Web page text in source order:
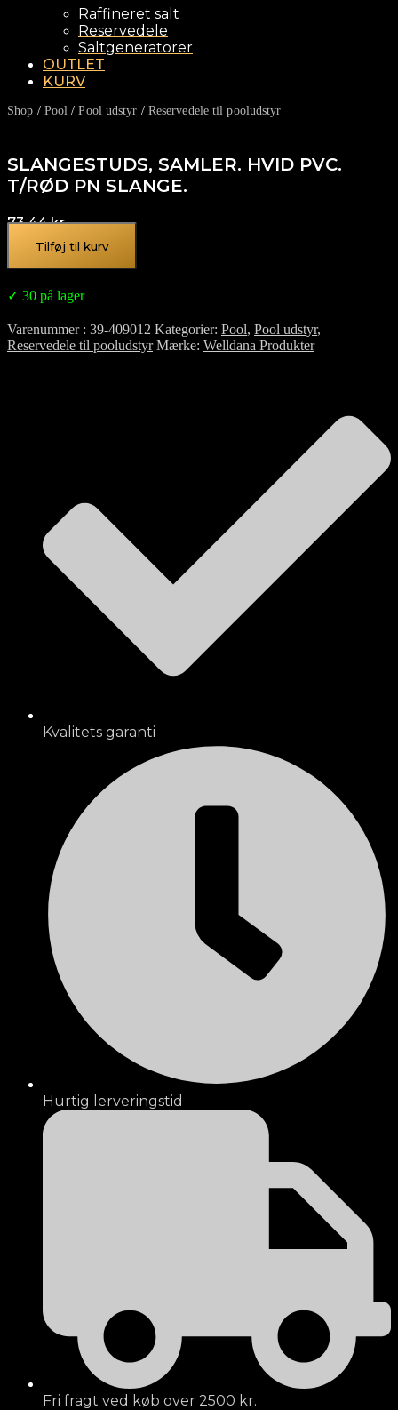
Raffineret salt
Reservedele
Saltgeneratorer
OUTLET
KURV
Shop / Pool /Pool udstyr / Reservedele til pooludstyr
SLANGESTUDS, SAMLER. HVID PVC.
T/RØD PN SLANGE.
73,44kr.
Tilføj til kurv
✓ 30 på lager
Varenummer 39-409012 Kategorier Pool, Pool udstyr,
Reservedele til pooludstyr Mærke Welldana Produkter
Kvalitets garanti
Hurtig lerveringstid
Fri fragt ved køb over 2500 kr.